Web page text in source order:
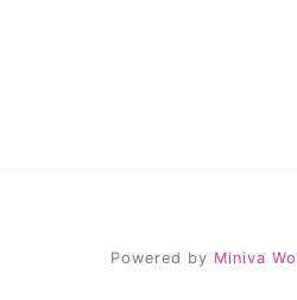
Powered by Miniva